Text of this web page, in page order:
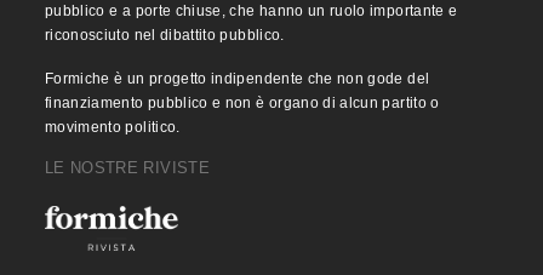
pubblico e a porte chiuse, che hanno un ruolo importante e
riconosciuto nel dibattito pubblico.
Formiche è un progetto indipendente che non gode del
finanziamento pubblico e non è organo di alcun partito o
movimento politico.
LE NOSTRE RIVISTE